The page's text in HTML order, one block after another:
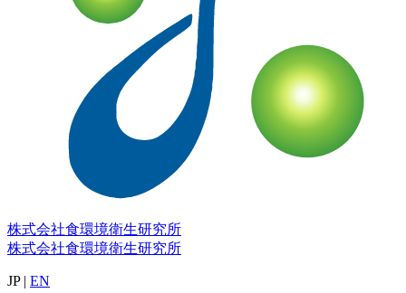
株式会社食環境衛生研究所
株式会社食環境衛生研究所
JP| EN